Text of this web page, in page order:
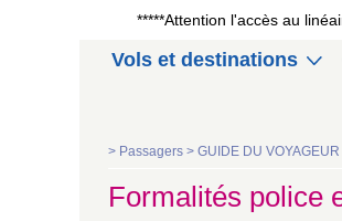
*****Attention l'accès au
Vols et destinations
> Passagers > GUIDE DU VOYAGEUR
Formalités police